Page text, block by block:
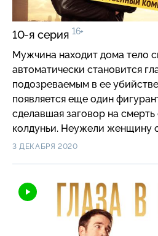
10-я серия 16+
Мужчина находит дома тело
автоматически становится
подозреваемым в ее
появляется еще один
сделавшая заговор на
колдуньи. Неужели женщину
«мистические силы»?
3 ДЕКАБРЯ 2020